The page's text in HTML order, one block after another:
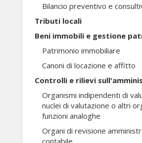
Bilancio preventivo e
Tributi locali
Beni immobili e gestione
Patrimonio immobiliare
Canoni di locazione e affitto
Controlli e rilievi
Organismi indipendenti di
nuclei di valutazione o altri
funzioni analoghe
Organi di revisione
contabile